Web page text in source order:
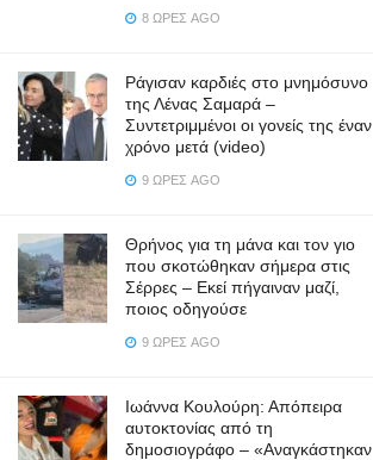
8 ΏΡΕΣ AGO
Ράγισαν καρδιές στο μνημόσυνο
της Λένας Σαμαρά –
Συντετριμμένοι οι γονείς της έναν
χρόνο μετά (video)
9 ΏΡΕΣ AGO
Θρήνος για τη μάνα και τον γιο
που σκοτώθηκαν σήμερα στις
Σέρρες – Εκεί πήγαιναν μαζί,
ποιος οδηγούσε
9 ΏΡΕΣ AGO
Ιωάννα Κουλούρη: Απόπειρα
αυτοκτονίας από τη
δημοσιογράφο – «Aναγκάστηκαν